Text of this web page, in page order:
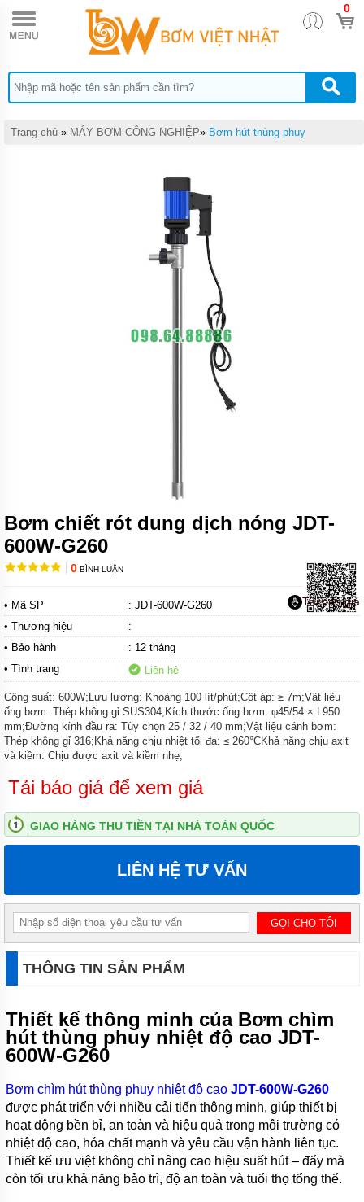
0
TRANG
CHỦ
BƠM
NƯỚC
THẢI
MAÝ
KENFEI
MÁY
BƠM
VF
MÁY
BƠM
NƯỚC
THẢI
CNP
MÁY
BƠM
NƯỚC
THẢI
MÁY
BƠM
NƯỚC
THẢI
MÁY
BƠM
NƯỚC
THẢI
SEALAND
MÁY
BƠM
THẢI
MASTRA
MÁY
NƯỚC
THẢI
LEO
MÁY
BƠM
NƯỚC
THẢI
Trang chủ » MÁY BƠM CÔNG NGHIỆP» Bơm hút thùng phuy
Bơm chiết rót dung dịch nóng JDT-
600W-G260
0 BÌNH LUẬN
Tải báo giá
• Mã SP
: JDT-600W-G260
• Thương hiệu
:
• Bảo hành
: 12 tháng
• Tình trạng
Liên hệ
Công suất: 600W;Lưu lượng: Khoảng 100 lít/phút;Cột áp: ≥ 7m;Vật liệu
ống bơm: Thép không gỉ SUS304;Kích thước ống bơm: φ45/54 × L950
mm;Đường kính đầu ra: Tùy chọn 25 / 32 / 40 mm;Vật liệu cánh bơm:
Thép không gỉ 316;Khả năng chịu nhiệt tối đa: ≤ 260°CKhả năng chịu axit
và kiềm: Chịu được axit và kiềm nhẹ;
Tải báo giá để xem giá
GIAO HÀNG THU TIỀN TẠI NHÀ TOÀN QUỐC
LIÊN HỆ TƯ VẤN
THÔNG TIN SẢN PHẨM
Thiết kế thông minh của Bơm chìm
hút thùng phuy nhiệt độ cao JDT-
600W-G260
Bơm chìm hút thùng phuy nhiệt độ cao JDT-600W-G260
được phát triển với nhiều cải tiến thông minh, giúp thiết bị
hoạt động bền bỉ, an toàn và hiệu quả trong môi trường có
nhiệt độ cao, hóa chất mạnh và yêu cầu vận hành liên tục.
Thiết kế ưu việt không chỉ nâng cao hiệu suất hút – đẩy mà
còn tối ưu khả năng bảo trì, độ an toàn và tuổi thọ tổng thể.